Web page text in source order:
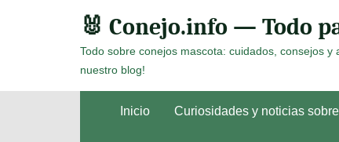
🐰 Conejo.info — Todo
Todo sobre conejos mascota: cuidados, consejos
nuestro blog!
Inicio Curiosidades y noticias